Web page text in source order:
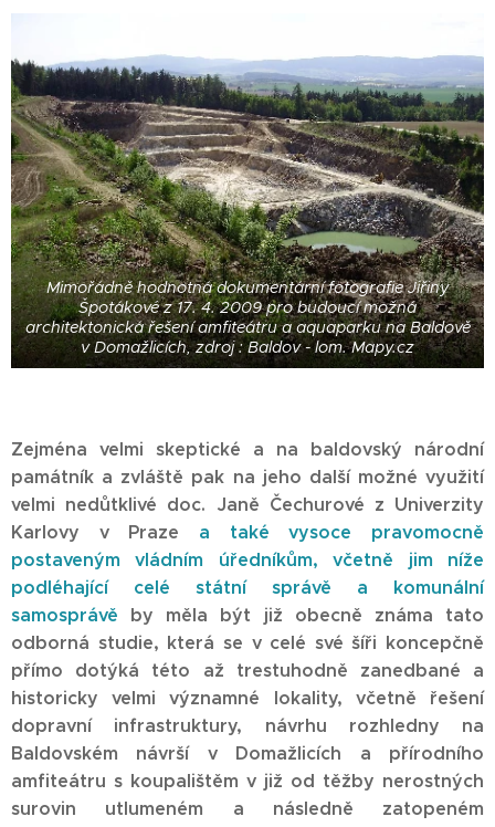
Mimořádně hodnotná dokumentární fotografie Jiřiny
Špotákové z 17. 4. 2009 pro budoucí možná
architektonická řešení amfiteátru a aquaparku na Baldově
v Domažlicích, zdroj : Baldov - lom. Mapy.cz
Zejména velmi skeptické a na baldovský národní
památník a zvláště pak na jeho další možné využití
velmi nedůtklivé doc. Janě Čechurové z Univerzity
Karlovy v Praze
a také vysoce pravomocně
postaveným vládním úředníkům, včetně jim níže
podléhající celé státní správě a komunální
samosprávě
by měla být již obecně známa tato
odborná studie, která se v celé své šíři koncepčně
přímo dotýká této až trestuhodně zanedbané a
historicky velmi významné lokality, včetně řešení
dopravní infrastruktury, návrhu rozhledny na
Baldovském návrší v Domažlicích a přírodního
amfiteátru s koupalištěm v již od těžby nerostných
surovin utlumeném a následně zatopeném